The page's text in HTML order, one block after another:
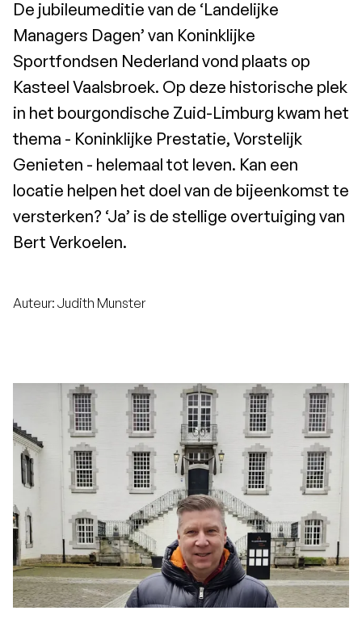
De jubileumeditie van de ‘Landelijke
Managers Dagen’ van Koninklijke
Sportfondsen Nederland vond plaats op
Kasteel Vaalsbroek. Op deze historische plek
in het bourgondische Zuid-Limburg kwam het
thema - Koninklijke Prestatie, Vorstelijk
Genieten - helemaal tot leven. Kan een
locatie helpen het doel van de bijeenkomst te
versterken? ‘Ja’ is de stellige overtuiging van
Bert Verkoelen.
Auteur: Judith Munster